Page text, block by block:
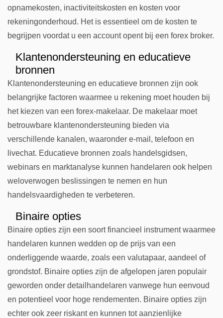
opnamekosten, inactiviteitskosten en kosten voor
rekeningonderhoud. Het is essentieel om de kosten te
begrijpen voordat u een account opent bij een forex broker.
Klantenondersteuning en educatieve
bronnen
Klantenondersteuning en educatieve bronnen zijn ook
belangrijke factoren waarmee u rekening moet houden bij
het kiezen van een forex-makelaar. De makelaar moet
betrouwbare klantenondersteuning bieden via
verschillende kanalen, waaronder e-mail, telefoon en
livechat. Educatieve bronnen zoals handelsgidsen,
webinars en marktanalyse kunnen handelaren ook helpen
weloverwogen beslissingen te nemen en hun
handelsvaardigheden te verbeteren.
Binaire opties
Binaire opties zijn een soort financieel instrument waarmee
handelaren kunnen wedden op de prijs van een
onderliggende waarde, zoals een valutapaar, aandeel of
grondstof. Binaire opties zijn de afgelopen jaren populair
geworden onder detailhandelaren vanwege hun eenvoud
en potentieel voor hoge rendementen. Binaire opties zijn
echter ook zeer riskant en kunnen tot aanzienlijke